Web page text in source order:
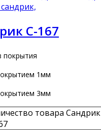
С-167
покрытия
1мм
3мм
товара Сандрик